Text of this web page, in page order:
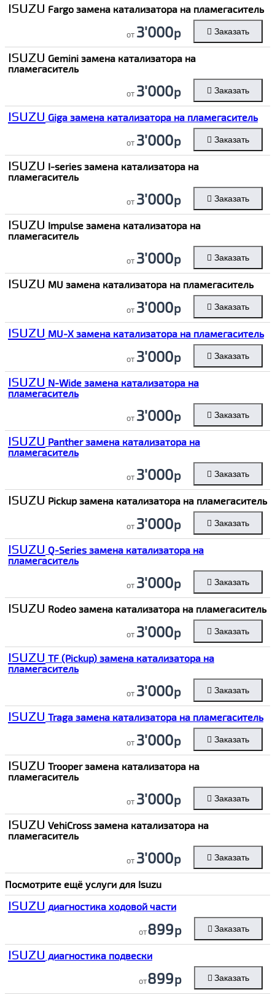
ISUZU Fargo замена катализатора на пламегаситель
от 3'000р Заказать
ISUZU Gemini замена катализатора на
пламегаситель
от 3'000р Заказать
ISUZU Giga замена катализатора на пламегаситель
от 3'000р Заказать
ISUZU I-series замена катализатора на
пламегаситель
от 3'000р Заказать
ISUZU Impulse замена катализатора на
пламегаситель
от 3'000р Заказать
ISUZU MU замена катализатора на пламегаситель
от 3'000р Заказать
ISUZU MU-X замена катализатора на пламегаситель
от 3'000р Заказать
ISUZU N-Wide замена катализатора на
пламегаситель
от 3'000р Заказать
ISUZU Panther замена катализатора на
пламегаситель
от 3'000р Заказать
ISUZU Pickup замена катализатора на пламегаситель
от 3'000р Заказать
ISUZU Q-Series замена катализатора на
пламегаситель
от 3'000р Заказать
ISUZU Rodeo замена катализатора на пламегаситель
от 3'000р Заказать
ISUZU TF (Pickup) замена катализатора на
пламегаситель
от 3'000р Заказать
ISUZU Traga замена катализатора на пламегаситель
от 3'000р Заказать
ISUZU Trooper замена катализатора на
пламегаситель
от 3'000р Заказать
ISUZU VehiCross замена катализатора на
пламегаситель
от 3'000р Заказать
Посмотрите ещё услуги для Isuzu
ISUZU диагностика ходовой части
от899р Заказать
ISUZU диагностика подвески
от899р Заказать